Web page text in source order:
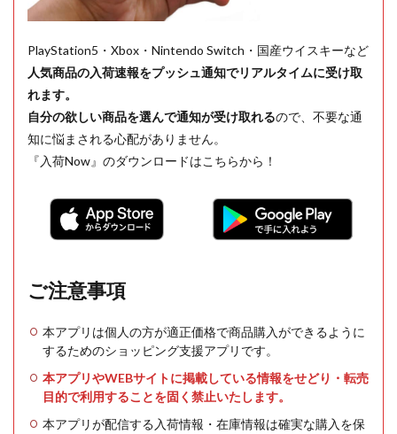
PlayStation5・Xbox・Nintendo Switch・国産ウイスキーなど
人気商品の入荷速報をプッシュ通知でリアルタイムに受け取
れます。
自分の欲しい商品を選んで通知が受け取れるので、不要な通
知に悩まされる心配がありません。
『入荷Now』のダウンロードはこちらから！
ご注意事項
本アプリは個人の方が適正価格で商品購入ができるように
するためのショッピング支援アプリです。
本アプリやWEBサイトに掲載している情報をせどり・転売
目的で利用することを固く禁止いたします。
本アプリが配信する入荷情報・在庫情報は確実な購入を保